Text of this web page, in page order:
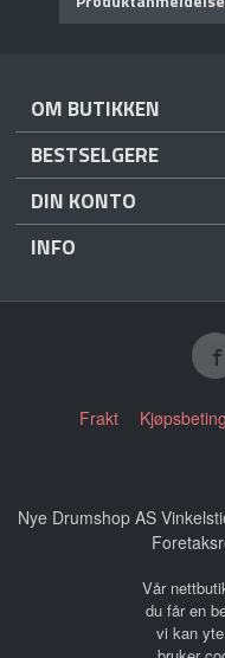
OM BUTIKKEN
BESTSELGERE
DIN KONTO
INFO
Frakt
Nye Drumshop AS
Vår
du får en
vi kan